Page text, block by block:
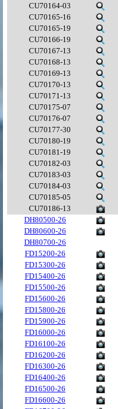
CU70164-03
CU70165-16
CU70165-19
CU70166-19
CU70167-13
CU70168-13
CU70169-13
CU70170-13
CU70171-13
CU70175-07
CU70176-07
CU70177-30
CU70180-19
CU70181-19
CU70182-03
CU70183-03
CU70184-03
CU70185-05
CU70186-13
DH80500-26
DH80600-26
DH80700-26
FD15200-26
FD15300-26
FD15400-26
FD15500-26
FD15600-26
FD15800-26
FD15900-26
FD16000-26
FD16100-26
FD16200-26
FD16300-26
FD16400-26
FD16500-26
FD16600-26